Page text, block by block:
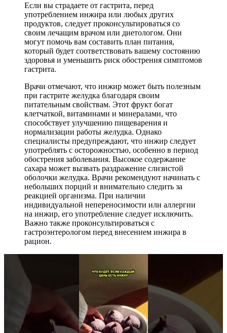
Если вы страдаете от гастрита, перед
употреблением инжира или любых других
продуктов, следует проконсультироваться со
своим лечащим врачом или диетологом. Они
могут помочь вам составить план питания,
который будет соответствовать вашему состоянию
здоровья и уменьшить риск обострения симптомов
гастрита.
Врачи отмечают, что инжир может быть полезным
при гастрите желудка благодаря своим
питательным свойствам. Этот фрукт богат
клетчаткой, витаминами и минералами, что
способствует улучшению пищеварения и
нормализации работы желудка. Однако
специалисты предупреждают, что инжир следует
употреблять с осторожностью, особенно в период
обострения заболевания. Высокое содержание
сахара может вызвать раздражение слизистой
оболочки желудка. Врачи рекомендуют начинать с
небольших порций и внимательно следить за
реакцией организма. При наличии
индивидуальной непереносимости или аллергии
на инжир, его употребление следует исключить.
Важно также проконсультироваться с
гастроэнтерологом перед внесением инжира в
рацион.